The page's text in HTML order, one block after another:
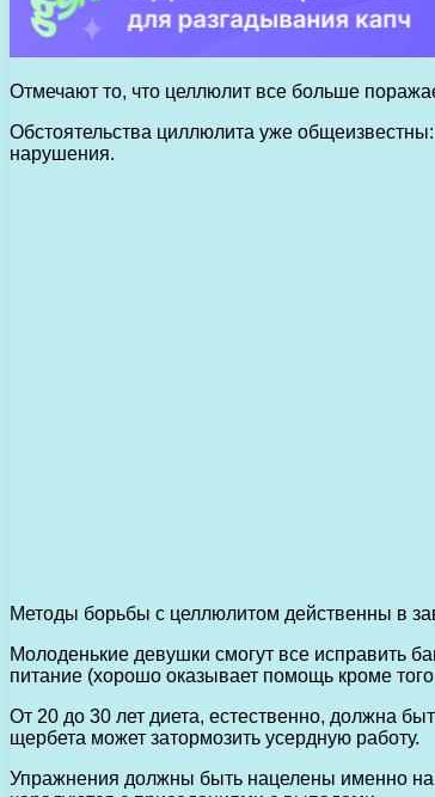
Отмечают то, что целлюлит все больше
Обстоятельства циллюлита уже
нарушения.
Методы борьбы с целлюлитом действенны в
Молоденькие девушки смогут все исправить
питание (хорошо оказывает помощь кроме
От 20 до 30 лет диета, естественно, должна
щербета может затормозить усердную работу.
Упражнения должны быть нацелены именно